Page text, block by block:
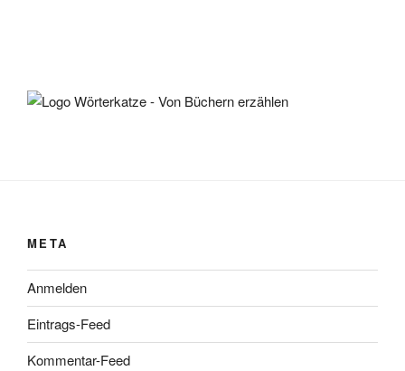
META
Anmelden
Eintrags-Feed
Kommentar-Feed